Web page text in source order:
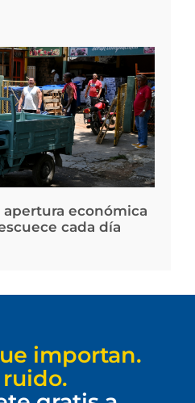
económica
cada día
importan.